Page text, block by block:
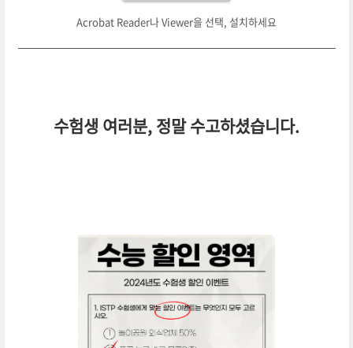
Acrobat Reader나 Viewer을 선택, 설치하세요
수험생 여러분, 정말 수고하셨습니다.